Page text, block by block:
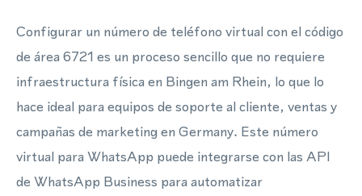
Configurar un número de teléfono virtual con el código
de área 6721 es un proceso sencillo que no requiere
infraestructura física en Bingen am Rhein, lo que lo
hace ideal para equipos de soporte al cliente, ventas y
campañas de marketing en Germany. Este número
virtual para WhatsApp puede integrarse con las API
de WhatsApp Business para automatizar